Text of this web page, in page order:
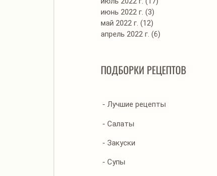
июнь 2022 г. (3)
май 2022 г. (12)
апрель 2022 г. (6)
ПОДБОРКИ РЕЦЕПТОВ
- Лучшие рецепты
- Салаты
- Закуски
- Супы